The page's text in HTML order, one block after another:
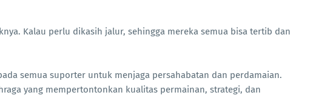
Kalau perlu dikasih jalur, sehingga mereka semua bisa tertib dan
semua suporter untuk menjaga persahabatan dan perdamaian.
yang mempertontonkan kualitas permainan, strategi, dan